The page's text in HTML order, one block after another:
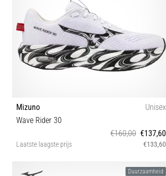
Mizuno
Unisex
Wave Rider 30
€160,00 €137,60
Laatste laagste prijs €133,60
Duurzaamheid